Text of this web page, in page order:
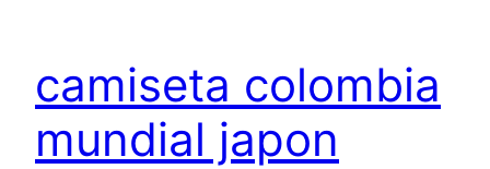
camiseta colombia
mundial japon